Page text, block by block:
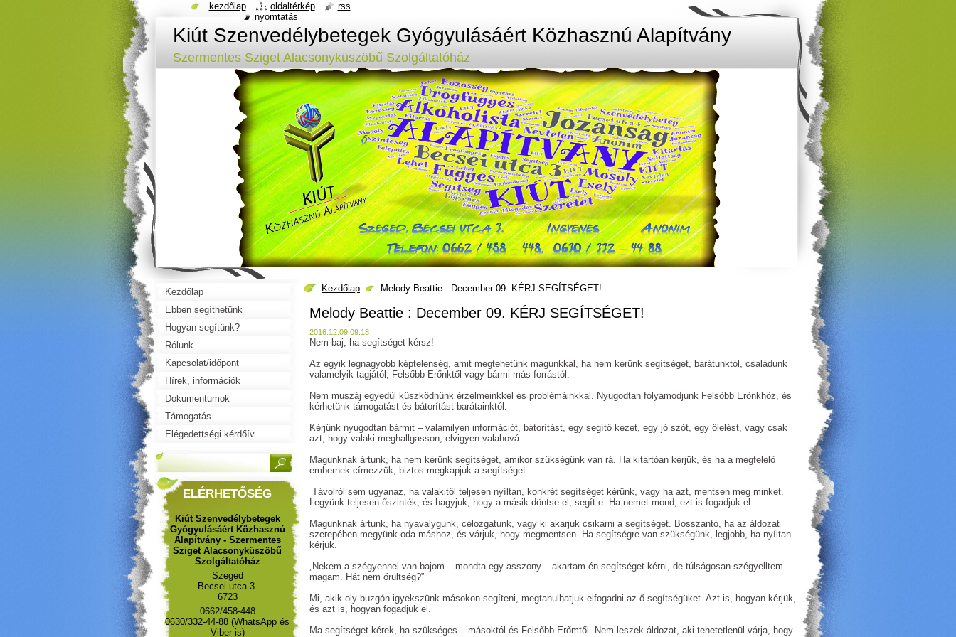
Kiút Szenvedélybetegek Gyógyulásáért Közhasznú Alapítvány
Szermentes Sziget Alacsonyküszöbű Szolgáltatóház
Kezdőlap Melody Beattie : December 09. KÉRJ SEGÍTSÉGET!
Melody Beattie : December 09. KÉRJ SEGÍTSÉGET!
2016.12.09 09:18
Nem baj, ha segítséget kérsz!
Az egyik legnagyobb képtelenség, amit megtehetünk magunkkal, ha nem kérünk segítséget, barátunktól, családunk
valamelyik tagjától, Felsőbb Erőnktől vagy bármi más forrástól.
Nem muszáj egyedül küszködnünk érzelmeinkkel és problémáinkkal. Nyugodtan folyamodjunk Felsőbb Erőnkhöz, és
kérhetünk támogatást és bátorítást barátainktól.
Kérjünk nyugodtan bármit – valamilyen információt, bátorítást, egy segítő kezet, egy jó szót, egy ölelést, vagy csak
azt, hogy valaki meghallgasson, elvigyen valahová.
Magunknak ártunk, ha nem kérünk segítséget, amikor szükségünk van rá. Ha kitartóan kérjük, és ha a megfelelő
embernek címezzük, biztos megkapjuk a segítséget.
Távolról sem ugyanaz, ha valakitől teljesen nyíltan, konkrét segítséget kérünk, vagy ha azt, mentsen meg minket.
Legyünk teljesen őszinték, és hagyjuk, hogy a másik döntse el, segít-e. Ha nemet mond, ezt is fogadjuk el.
Magunknak ártunk, ha nyavalygunk, célozgatunk, vagy ki akarjuk csikarni a segítséget. Bosszantó, ha az áldozat
szerepében megyünk oda máshoz, és várjuk, hogy megmentsen. Ha segítségre van szükségünk, legjobb, ha nyíltan
kérjük.
„Nekem a szégyennel van bajom – mondta egy asszony – akartam én segítséget kérni, de túlságosan szégyelltem
magam. Hát nem őrültség?”
Mi, akik oly buzgón igyekszünk másokon segíteni, megtanulhatjuk elfogadni az ő segítségüket. Azt is, hogyan kérjük,
és azt is, hogyan fogadjuk el.
Ma segítséget kérek, ha szükséges – másoktól és Felsőbb Erőmtől. Nem leszek áldozat, aki tehetetlenül várja, hogy
Kezdőlap
Ebben segíthetünk
Hogyan segítünk?
Rólunk
Kapcsolat/időpont
Hírek, információk
Dokumentumok
Támogatás
Elégedettségi kérdőív
ELÉRHETŐSÉG
Kiút Szenvedélybetegek
Gyógyulásáért Közhasznú
Alapítvány - Szermentes
Sziget Alacsonyküszöbű
Szolgáltatóház
Szeged
Becsei utca 3.
6723
0662/458-448
0630/332-44-88 (WhatsApp és
Viber is)
kezdőlap oldaltérkép
rss
nyomtatás